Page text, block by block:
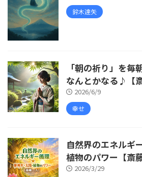
鈴木達矢
「朝の祈り」を
なんとかなる♪【
2026/6/9
幸せ
自然界のエネルギ
植物のパワー【斎
2026/3/29